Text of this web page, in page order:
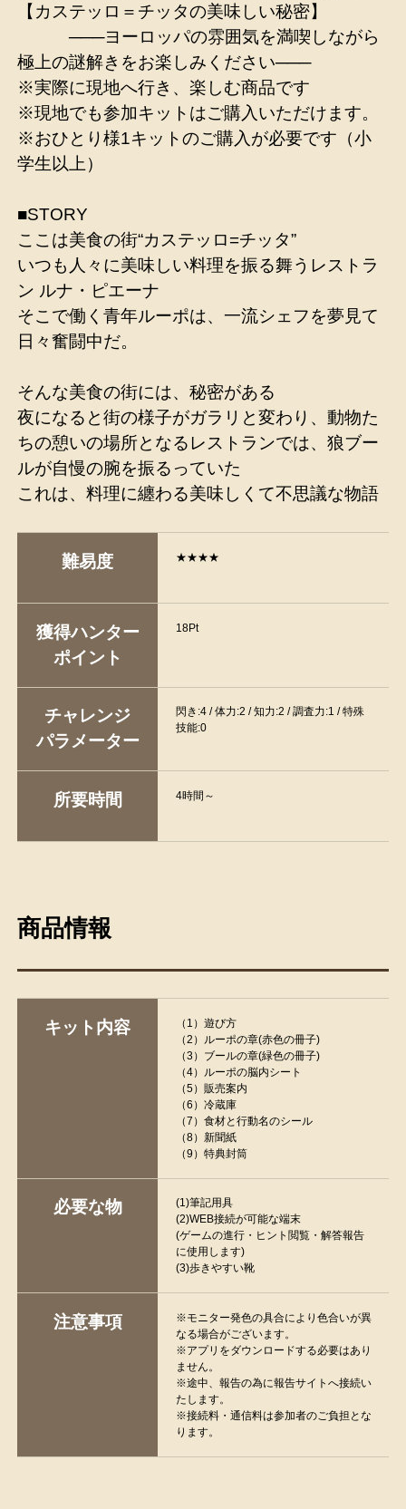
【カステッロ＝チッタの美味しい秘密】
───ヨーロッパの雰囲気を満喫しながら
極上の謎解きをお楽しみください───
※実際に現地へ行き、楽しむ商品です
※現地でも参加キットはご購入いただけます。
※おひとり様1キットのご購入が必要です（小
学生以上）
■STORY
ここは美食の街“カステッロ=チッタ”
いつも人々に美味しい料理を振る舞うレストラ
ン ルナ・ピエーナ
そこで働く青年ルーポは、一流シェフを夢見て
日々奮闘中だ。
そんな美食の街には、秘密がある
夜になると街の様子がガラリと変わり、動物た
ちの憩いの場所となるレストランでは、狼ブー
ルが自慢の腕を振るっていた
これは、料理に纏わる美味しくて不思議な物語
難易度 ★★★★
獲得ハンター
ポイント
18Pt
チャレンジ
パラメーター
閃き:4 / 体力:2 / 知力:2 / 調査力:1 / 特殊
技能:0
所要時間 4時間～
商品情報
キット内容
（1）遊び方
（2）ルーポの章(赤色の冊子)
（3）ブールの章(緑色の冊子)
（4）ルーポの脳内シート
（5）販売案内
（6）冷蔵庫
（7）食材と行動名のシール
（8）新聞紙
（9）特典封筒
必要な物
(1)筆記用具
(2)WEB接続が可能な端末
(ゲームの進行・ヒント閲覧・解答報告
に使用します)
(3)歩きやすい靴
注意事項
※モニター発色の具合により色合いが異
なる場合がございます。
※アプリをダウンロードする必要はあり
ません。
※途中、報告の為に報告サイトへ接続い
たします。
※接続料・通信料は参加者のご負担とな
ります。